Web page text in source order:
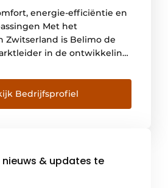
energie-efficiëntie en
Met het
Zwitserland is Belimo de
in de ontwikkeling,
van verwarming-,
en
vormen de kernactiviteit
bedrijf werd opgericht in
Bedrijfsprofiel
& updates te